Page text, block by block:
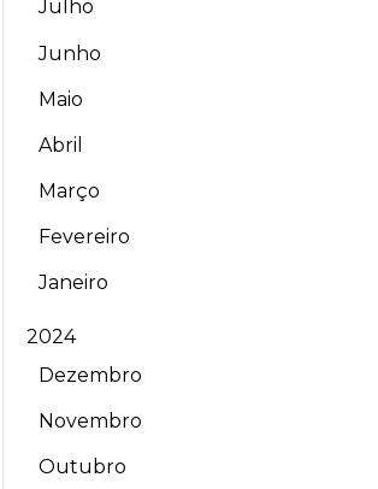
Julho
Junho
Maio
Abril
Março
Fevereiro
Janeiro
2024
Dezembro
Novembro
Outubro